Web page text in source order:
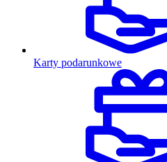
Karty podarunkowe